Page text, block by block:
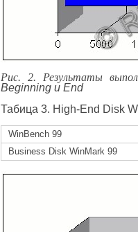
Рис. 2. Результаты
Beginning и End
Табица 3. High-End Disk
WinBench 99
Business Disk WinMark 99